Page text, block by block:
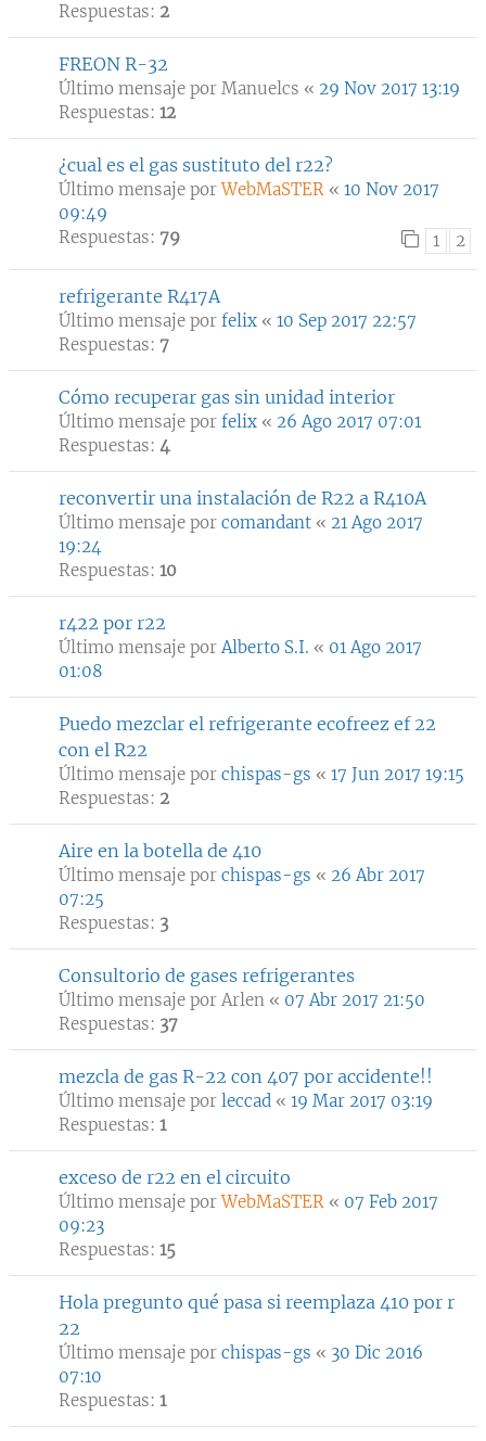
Respuestas: 2
FREON R-32
Último mensaje por Manuelcs « 29 Nov 2017 13:19
Respuestas: 12
¿cual es el gas sustituto del r22?
Último mensaje porWebMaSTER « 10 Nov 2017
09:49
Respuestas: 79 1 2
refrigerante R417A
Último mensaje por felix « 10 Sep 2017 22:57
Respuestas: 7
Cómo recuperar gas sin unidad interior
Último mensaje por felix « 26 Ago 2017 07:01
Respuestas: 4
reconvertir una instalación de R22 a R410A
Último mensaje por comandant « 21 Ago 2017
19:24
Respuestas: 10
r422 por r22
Último mensaje porAlberto S.I. « 01 Ago 2017
01:08
Puedo mezclar el refrigerante ecofreez ef 22
con el R22
Último mensaje por chispas-gs « 17 Jun 2017 19:15
Respuestas: 2
Aire en la botella de 410
Último mensaje por chispas-gs « 26 Abr 2017
07:25
Respuestas: 3
Consultorio de gases refrigerantes
Último mensaje por Arlen « 07 Abr 2017 21:50
Respuestas: 37
mezcla de gas R-22 con 407 por accidente!!
Último mensaje por leccad « 19 Mar 2017 03:19
Respuestas: 1
exceso de r22 en el circuito
Último mensaje porWebMaSTER « 07 Feb 2017
09:23
Respuestas: 15
Hola pregunto qué pasa si reemplaza 410 por r
22
Último mensaje por chispas-gs « 30 Dic 2016
07:10
Respuestas: 1